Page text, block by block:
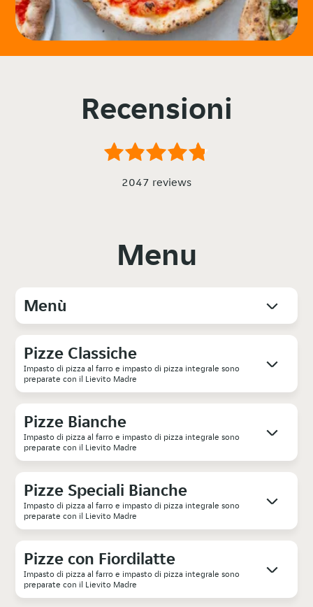
Recensioni
2047 reviews
Menu
Menù
Pizze Classiche
Impasto di pizza al farro e impasto di pizza integrale sono
preparate con il Lievito Madre
Pizze Bianche
Impasto di pizza al farro e impasto di pizza integrale sono
preparate con il Lievito Madre
Pizze Speciali Bianche
Impasto di pizza al farro e impasto di pizza integrale sono
preparate con il Lievito Madre
Pizze con Fiordilatte
Impasto di pizza al farro e impasto di pizza integrale sono
preparate con il Lievito Madre